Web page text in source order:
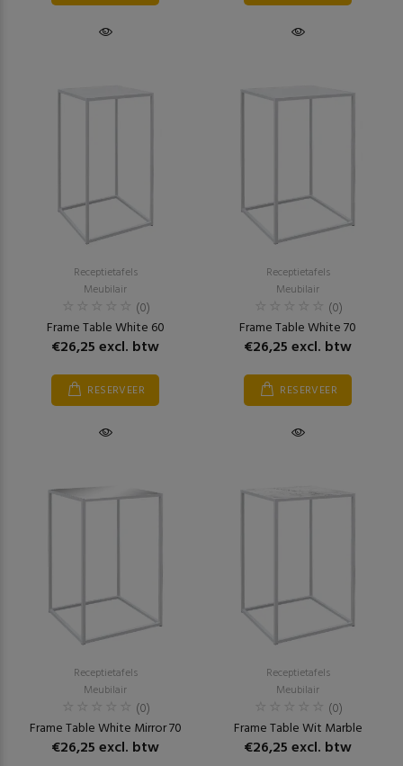
Receptietafels
Meubilair
(0)
Frame Table White 60
€26,25 excl. btw
RESERVEER
Receptietafels
Meubilair
(0)
Frame Table White 70
€26,25 excl. btw
RESERVEER
Receptietafels
Meubilair
(0)
Frame Table White Mirror 70
€26,25 excl. btw
Receptietafels
Meubilair
(0)
Frame Table Wit Marble
€26,25 excl. btw